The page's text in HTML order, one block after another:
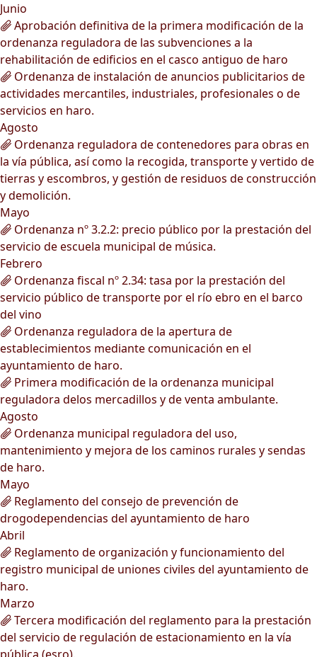
Junio
Aprobación definitiva de la primera modificación de la
ordenanza reguladora de las subvenciones a la
rehabilitación de edificios en el casco antiguo de haro
Ordenanza de instalación de anuncios publicitarios de
actividades mercantiles, industriales, profesionales o de
servicios en haro.
Agosto
Ordenanza reguladora de contenedores para obras en
la vía pública, así como la recogida, transporte y vertido de
tierras y escombros, y gestión de residuos de construcción
y demolición.
Mayo
Ordenanza nº 3.2.2: precio público por la prestación del
servicio de escuela municipal de música.
Febrero
Ordenanza fiscal nº 2.34: tasa por la prestación del
servicio público de transporte por el río ebro en el barco
del vino
Ordenanza reguladora de la apertura de
establecimientos mediante comunicación en el
ayuntamiento de haro.
Primera modificación de la ordenanza municipal
reguladora delos mercadillos y de venta ambulante.
Agosto
Ordenanza municipal reguladora del uso,
mantenimiento y mejora de los caminos rurales y sendas
de haro.
Mayo
Reglamento del consejo de prevención de
drogodependencias del ayuntamiento de haro
Abril
Reglamento de organización y funcionamiento del
registro municipal de uniones civiles del ayuntamiento de
haro.
Marzo
Tercera modificación del reglamento para la prestación
del servicio de regulación de estacionamiento en la vía